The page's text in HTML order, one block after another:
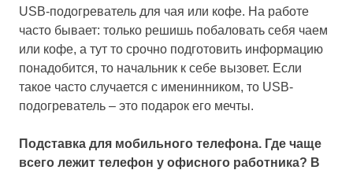
USB-подогреватель для чая или кофе. На работе
часто бывает: только решишь побаловать себя чаем
или кофе, а тут то срочно подготовить информацию
понадобится, то начальник к себе вызовет. Если
такое часто случается с именинником, то USB-
подогреватель – это подарок его мечты.
Подставка для мобильного телефона. Где чаще
всего лежит телефон у офисного работника? В